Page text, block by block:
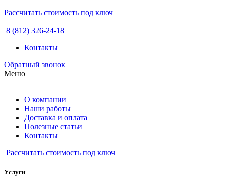
Рассчитать стоимость под ключ
8 (812) 326-24-18
Контакты
Обратный звонок
Меню
О компании
Наши работы
Доставка и оплата
Полезные статьи
Контакты
Рассчитать стоимость под ключ
Услуги